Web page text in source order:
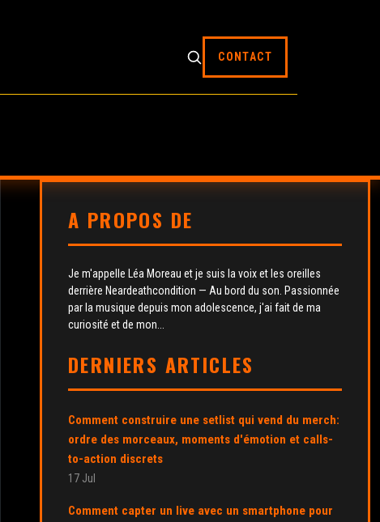
CONTACT
A PROPOS DE
Je m'appelle Léa Moreau et je suis la voix et les oreilles
derrière Neardeathcondition — Au bord du son. Passionnée
par la musique depuis mon adolescence, j'ai fait de ma
curiosité et de mon...
DERNIERS ARTICLES
Comment construire une setlist qui vend du merch:
ordre des morceaux, moments d'émotion et calls-
to-action discrets
17 Jul
Comment capter un live avec un smartphone pour